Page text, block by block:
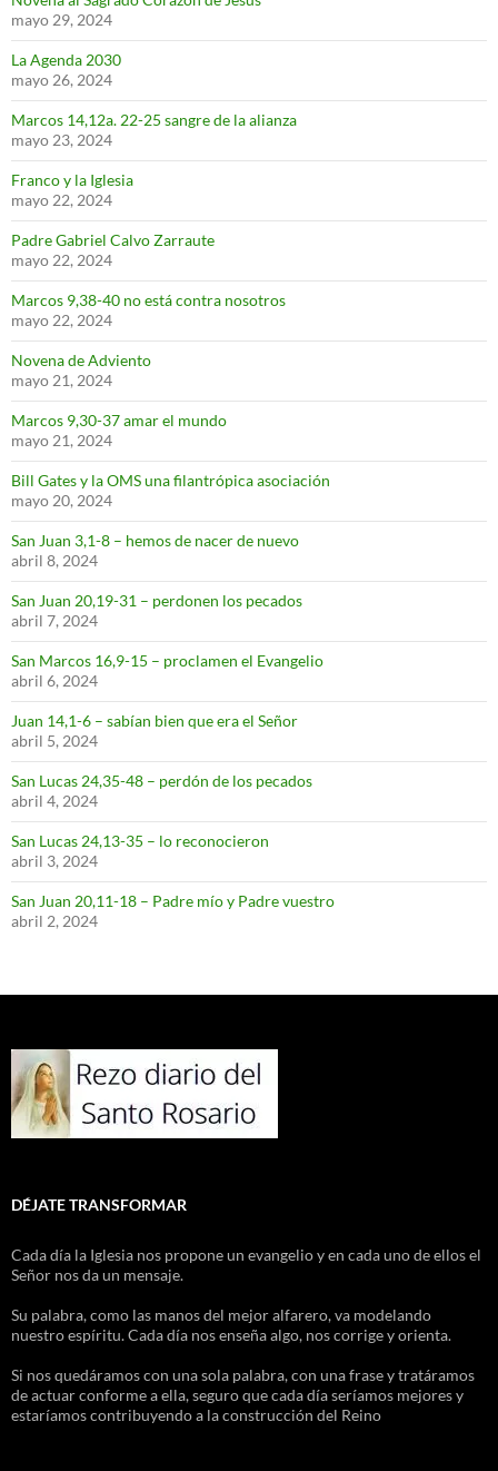
mayo 29, 2024
La Agenda 2030
mayo 26, 2024
Marcos 14,12a. 22-25 sangre de la alianza
mayo 23, 2024
Franco y la Iglesia
mayo 22, 2024
Padre Gabriel Calvo Zarraute
mayo 22, 2024
Marcos 9,38-40 no está contra nosotros
mayo 22, 2024
Novena de Adviento
mayo 21, 2024
Marcos 9,30-37 amar el mundo
mayo 21, 2024
Bill Gates y la OMS una filantrópica asociación
mayo 20, 2024
San Juan 3,1-8 – hemos de nacer de nuevo
abril 8, 2024
San Juan 20,19-31 – perdonen los pecados
abril 7, 2024
San Marcos 16,9-15 – proclamen el Evangelio
abril 6, 2024
Juan 14,1-6 – sabían bien que era el Señor
abril 5, 2024
San Lucas 24,35-48 – perdón de los pecados
abril 4, 2024
San Lucas 24,13-35 – lo reconocieron
abril 3, 2024
San Juan 20,11-18 – Padre mío y Padre vuestro
abril 2, 2024
DÉJATE TRANSFORMAR
Cada día la Iglesia nos propone un evangelio y en cada uno de ellos el
Señor nos da un mensaje.
Su palabra, como las manos del mejor alfarero, va modelando
nuestro espíritu. Cada día nos enseña algo, nos corrige y orienta.
Si nos quedáramos con una sola palabra, con una frase y tratáramos
de actuar conforme a ella, seguro que cada día seríamos mejores y
estaríamos contribuyendo a la construcción del Reino